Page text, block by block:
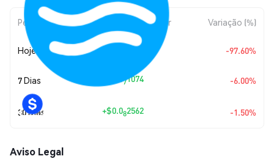
Período Variação do Valor Variação (%)
Hoje $-0.00000684 -97.60%
7 Dias 71074 -6.00%
30 Dias +$0.082562 -1.50%
Aviso Legal